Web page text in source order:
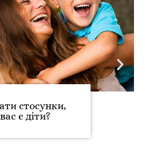
стосунки,
є діти?